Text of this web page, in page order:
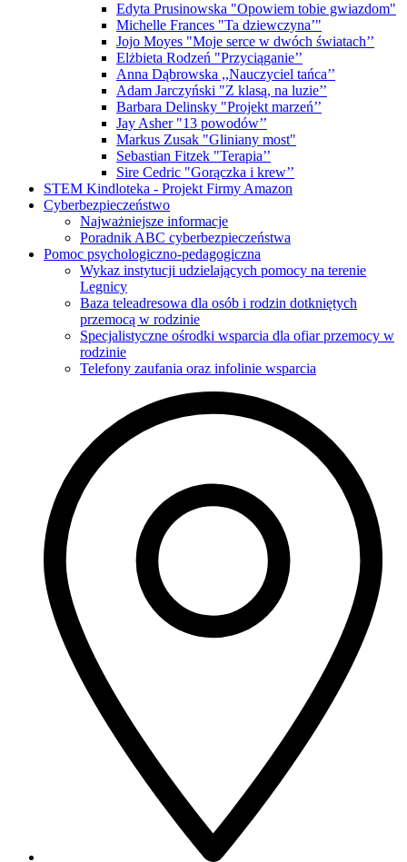
Edyta Prusinowska "Opowiem tobie gwiazdom"
Michelle Frances "Ta dziewczyna’"
Jojo Moyes "Moje serce w dwóch światach’’
Elżbieta Rodzeń "Przyciąganie’’
Anna Dąbrowska ,,Nauczyciel tańca’’
Adam Jarczyński "Z klasą, na luzie’’
Barbara Delinsky "Projekt marzeń’’
Jay Asher "13 powodów’’
Markus Zusak "Gliniany most"
Sebastian Fitzek "Terapia’’
Sire Cedric "Gorączka i krew’’
STEM Kindloteka - Projekt Firmy Amazon
Cyberbezpieczeństwo
Najważniejsze informacje
Poradnik ABC cyberbezpieczeństwa
Pomoc psychologiczno-pedagogiczna
Wykaz instytucji udzielających pomocy na terenie
Legnicy
Baza teleadresowa dla osób i rodzin dotkniętych
przemocą w rodzinie
Specjalistyczne ośrodki wsparcia dla ofiar przemocy w
rodzinie
Telefony zaufania oraz infolinie wsparcia